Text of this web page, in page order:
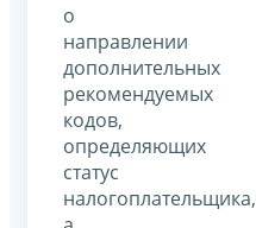
о
направлении
дополнительных
рекомендуемых
кодов,
определяющих
статус
налогоплательщика,